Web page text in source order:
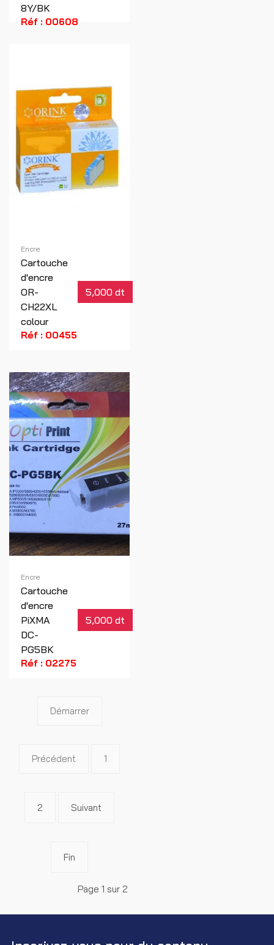
8Y/BK
Réf : 00608
Encre
Cartouche
d'encre
OR-
CH22XL
colour
5,000 dt
Réf : 00455
Encre
Cartouche
d'encre
PiXMA
DC-
PG5BK
5,000 dt
Réf : 02275
Démarrer
Précédent 1
2 Suivant
Fin
Page 1 sur 2